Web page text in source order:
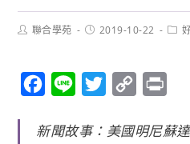
聯合學苑 2019-10-22
c
n
i
p
i
新聞故事：美國明尼蘇